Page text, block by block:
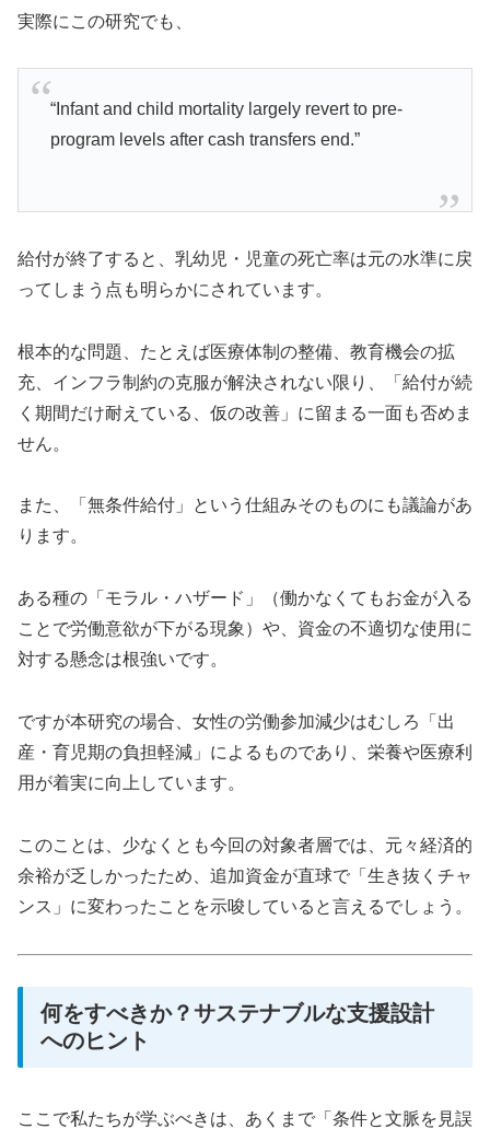
実際にこの研究でも、
“Infant and child mortality largely revert to pre-
program levels after cash transfers end.”
給付が終了すると、乳幼児・児童の死亡率は元の水準に戻
ってしまう点も明らかにされています。
根本的な問題、たとえば医療体制の整備、教育機会の拡
充、インフラ制約の克服が解決されない限り、「給付が続
く期間だけ耐えている、仮の改善」に留まる一面も否めま
せん。
また、「無条件給付」という仕組みそのものにも議論があ
ります。
ある種の「モラル・ハザード」（働かなくてもお金が入る
ことで労働意欲が下がる現象）や、資金の不適切な使用に
対する懸念は根強いです。
ですが本研究の場合、女性の労働参加減少はむしろ「出
産・育児期の負担軽減」によるものであり、栄養や医療利
用が着実に向上しています。
このことは、少なくとも今回の対象者層では、元々経済的
余裕が乏しかったため、追加資金が直球で「生き抜くチャ
ンス」に変わったことを示唆していると言えるでしょう。
何をすべきか？サステナブルな支援設計
へのヒント
ここで私たちが学ぶべきは、あくまで「条件と文脈を見誤